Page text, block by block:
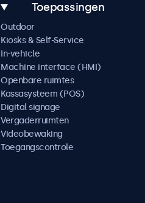
Toepassingen
Outdoor
Kiosks & Self-Service
In-vehicle
Machine interface (HMI)
Openbare ruimtes
Kassasysteem (POS)
Digital signage
Vergaderruimten
Videobewaking
Toegangscontrole